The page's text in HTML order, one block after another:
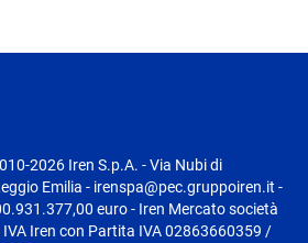
2026 Iren S.p.A. - Via Nubi di
Emilia - irenspa@pec.gruppoiren.it -
euro - Iren Mercato società
Iren con Partita IVA 02863660359 /